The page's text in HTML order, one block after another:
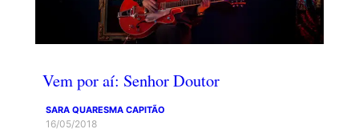
Vem por aí: Senhor Doutor
SARA QUARESMA CAPITÃO
16/05/2018